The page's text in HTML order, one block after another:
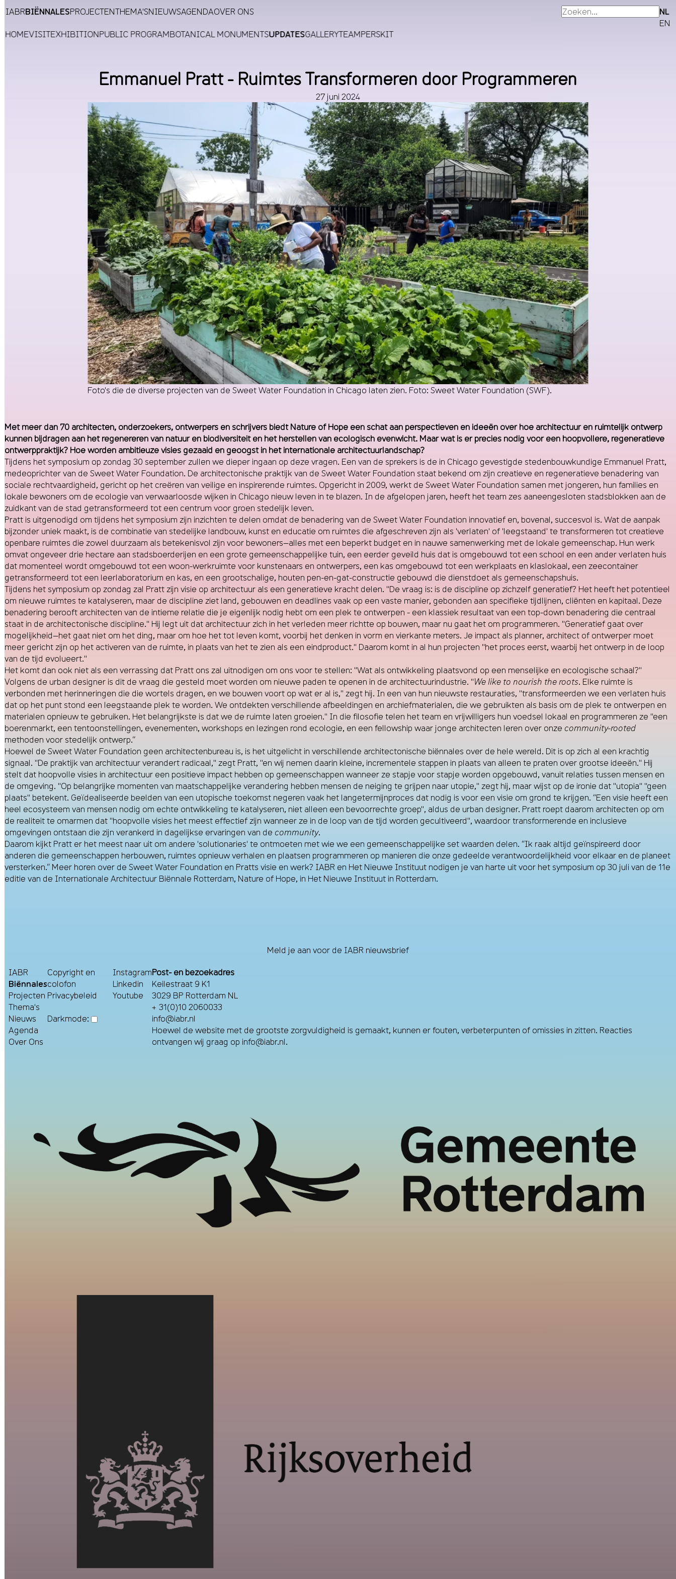
IABRBIËNNALESPROJECTENTHEMA'SNIEUWSAGENDAOVER ONS
NL
EN
HOMEVISITEXHIBITIONPUBLIC PROGRAMBOTANICAL MONUMENTSUPDATESGALLERYTEAMPERSKIT
Emmanuel Pratt - Ruimtes Transformeren door Programmeren
27 juni 2024
Foto's die de diverse projecten van de Sweet Water Foundation in Chicago laten zien. Foto: Sweet Water Foundation (SWF).
Met meer dan 70 architecten, onderzoekers, ontwerpers en schrijvers biedt Nature of Hope een schat aan perspectieven en ideeën over hoe architectuur en ruimtelijk ontwerp
kunnen bijdragen aan het regenereren van natuur en biodiversiteit en het herstellen van ecologisch evenwicht. Maar wat is er precies nodig voor een hoopvollere, regeneratieve
ontwerppraktijk? Hoe worden ambitieuze visies gezaaid en geoogst in het internationale architectuurlandschap?
Tijdens het symposium op zondag 30 septemberzullen we dieper ingaan op deze vragen. Een van de sprekers is de in Chicago gevestigde stedenbouwkundige Emmanuel Pratt,
medeoprichter van de Sweet Water Foundation. De architectonische praktijk van de Sweet Water Foundation staat bekend om zijn creatieve en regeneratieve benadering van
sociale rechtvaardigheid, gericht op het creëren van veilige en inspirerende ruimtes. Opgericht in 2009, werkt de Sweet Water Foundation samen met jongeren, hun families en
lokale bewoners om de ecologie van verwaarloosde wijken in Chicago nieuw leven in te blazen. In de afgelopen jaren, heeft het team zes aaneengesloten stadsblokken aan de
zuidkant van de stad getransformeerd tot een centrum voor groen stedelijk leven.
Pratt is uitgenodigd om tijdens het symposium zijn inzichten te delen omdat de benadering van de Sweet Water Foundation innovatief en, bovenal, succesvol is. Wat de aanpak
bijzonder uniek maakt, is de combinatie van stedelijke landbouw, kunst en educatie om ruimtes die afgeschreven zijn als 'verlaten' of 'leegstaand' te transformeren tot creatieve
openbare ruimtes die zowel duurzaam als betekenisvol zijn voor bewoners—alles met een beperkt budget en in nauwe samenwerking met de lokale gemeenschap. Hun werk
omvat ongeveer drie hectare aan stadsboerderijen en een grote gemeenschappelijke tuin, een eerder geveild huis dat is omgebouwd tot een school en een ander verlaten huis
dat momenteel wordt omgebouwd tot een woon-werkruimte voor kunstenaars en ontwerpers, een kas omgebouwd tot een werkplaats en klaslokaal, een zeecontainer
getransformeerd tot een leerlaboratorium en kas, en een grootschalige, houten pen-en-gat-constructie gebouwd die dienstdoet als gemeenschapshuis.
Tijdens het symposium op zondag zal Pratt zijn visie op architectuur als een generatieve kracht delen. "De vraag is: is de discipline op zichzelf generatief? Het heeft het potentieel
om nieuwe ruimtes te katalyseren, maar de discipline ziet land, gebouwen en deadlines vaak op een vaste manier, gebonden aan specifieke tijdlijnen, cliënten en kapitaal. Deze
benadering berooft architecten van de intieme relatie die je eigenlijk nodig hebt om een plek te ontwerpen - een klassiek resultaat van een top-down benadering die centraal
staat in de architectonische discipline." Hij legt uit dat architectuur zich in het verleden meer richtte op bouwen, maar nu gaat het om programmeren. "Generatief gaat over
mogelijkheid—het gaat niet om het ding, maar om hoe het tot leven komt, voorbij het denken in vorm en vierkante meters. Je impact als planner, architect of ontwerper moet
meer gericht zijn op het activeren van de ruimte, in plaats van het te zien als een eindproduct." Daarom komt in al hun projecten "het proces eerst, waarbij het ontwerp in de loop
van de tijd evolueert."
Het komt dan ook niet als een verrassing dat Pratt ons zal uitnodigen om ons voor te stellen: "Wat als ontwikkeling plaatsvond op een menselijke en ecologische schaal?"
Volgens de urban designer is dit de vraag die gesteld moet worden om nieuwe paden te openen in de architectuurindustrie. "We like to nourish the roots. Elke ruimte is
verbonden met herinneringen die die wortels dragen, en we bouwen voort op wat er al is," zegt hij. In een van hun nieuwste restauraties, "transformeerden we een verlaten huis
dat op het punt stond een leegstaande plek te worden. We ontdekten verschillende afbeeldingen en archiefmaterialen, die we gebruikten als basis om de plek te ontwerpen en
materialen opnieuw te gebruiken. Het belangrijkste is dat we de ruimte laten groeien." In die filosofie telen het team en vrijwilligers hun voedsel lokaal en programmeren ze "een
boerenmarkt, een tentoonstellingen, evenementen, workshops en lezingen rond ecologie, en een fellowship waar jonge architecten leren over onze community-rooted
methoden voor stedelijk ontwerp.”
Hoewel de Sweet Water Foundation geen architectenbureau is, is het uitgelicht in verschillende architectonische biënnales over de hele wereld. Dit is op zich al een krachtig
signaal. "De praktijk van architectuur verandert radicaal," zegt Pratt, "en wij nemen daarin kleine, incrementele stappen in plaats van alleen te praten over grootse ideeën." Hij
stelt dat hoopvolle visies in architectuur een positieve impact hebben op gemeenschappen wanneer ze stapje voor stapje worden opgebouwd, vanuit relaties tussen mensen en
de omgeving. "Op belangrijke momenten van maatschappelijke verandering hebben mensen de neiging te grijpen naar utopie," zegt hij, maar wijst op de ironie dat "utopia" "geen
plaats" betekent. Geïdealiseerde beelden van een utopische toekomst negeren vaak het langetermijnproces dat nodig is voor een visie om grond te krijgen. “Een visie heeft een
heel ecosysteem van mensen nodig om echte ontwikkeling te katalyseren, niet alleen een bevoorrechte groep", aldus de urban designer. Pratt roept daarom architecten op om
de realiteit te omarmen dat "hoopvolle visies het meest effectief zijn wanneer ze in de loop van de tijd worden gecultiveerd", waardoor transformerende en inclusieve
omgevingen ontstaan die zijn verankerd in dagelijkse ervaringen van de community.
Daarom kijkt Pratt er het meest naar uit om andere 'solutionaries' te ontmoeten met wie we een gemeenschappelijke set waarden delen. “Ik raak altijd geïnspireerd door
anderen die gemeenschappen herbouwen, ruimtes opnieuw verhalen en plaatsen programmeren op manieren die onze gedeelde verantwoordelijkheid voor elkaar en de planeet
versterken.” Meer horen over de Sweet Water Foundation en Pratts visie en werk? IABR en Het Nieuwe Instituut nodigen je van harte uit voor het symposium op 30 juli van de 11e
editie van de Internationale Architectuur Biënnale Rotterdam, Nature of Hope, in Het Nieuwe Instituut in Rotterdam.
Meld je aan voor de IABR nieuwsbrief
IABR
Biënnales
Projecten
Thema's
Nieuws
Agenda
Over Ons
Copyright en
colofon
Privacybeleid
Darkmode:
Instagram
Linkedin
Youtube
Post- en bezoekadres
Keilestraat 9 K1
3029 BP Rotterdam NL
+ 31(0)10 2060033
info@iabr.nl
Hoewel de website met de grootste zorgvuldigheid is gemaakt, kunnen er fouten, verbeterpunten of omissies in zitten. Reacties
ontvangen wij graag op info@iabr.nl.